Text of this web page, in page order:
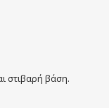
στιβαρή βάση.